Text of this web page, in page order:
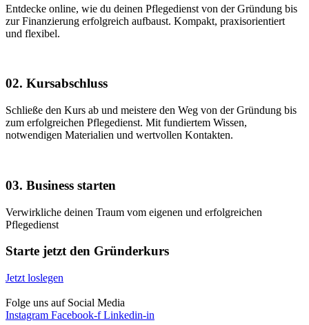
Entdecke online, wie du deinen Pflegedienst von der Gründung bis
zur Finanzierung erfolgreich aufbaust. Kompakt, praxisorientiert
und flexibel.
02. Kursabschluss
Schließe den Kurs ab und meistere den Weg von der Gründung bis
zum erfolgreichen Pflegedienst. Mit fundiertem Wissen,
notwendigen Materialien und wertvollen Kontakten.
03. Business starten
Verwirkliche deinen Traum vom eigenen und erfolgreichen
Pflegedienst
Starte jetzt den Gründerkurs
Jetzt loslegen
Folge uns auf Social Media
Instagram Facebook-f Linkedin-in